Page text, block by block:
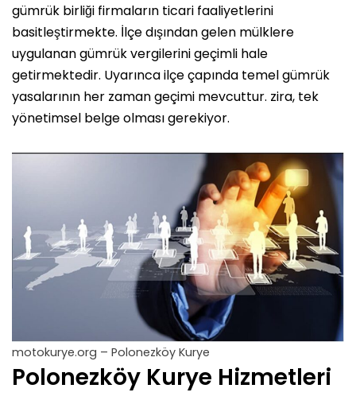
gümrük birliği ​​firmaların ticari faaliyetlerini
basitleştirmekte. İlçe dışından gelen mülklere
uygulanan gümrük vergilerini geçimli hale
getirmektedir. Uyarınca ilçe çapında temel gümrük
yasalarının her zaman geçimi mevcuttur. zira, tek
yönetimsel belge olması gerekiyor.
motokurye.org – Polonezköy Kurye
Polonezköy Kurye Hizmetleri